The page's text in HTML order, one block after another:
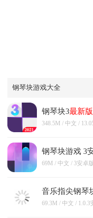
钢琴块游戏大全
钢琴块3最新版
348.5M / 中文 /
钢琴块游戏 3
69M / 中文 / 3安卓版
音乐指尖钢琴
69.3M / 中文 / 1.0.3